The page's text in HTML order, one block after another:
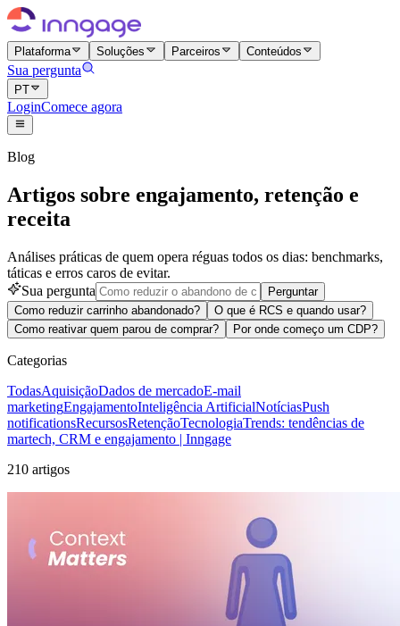
Plataforma Soluções Parceiros Conteúdos
Sua pergunta
PT
LoginComece agora
Blog
Artigos sobre engajamento, retenção e
receita
Análises práticas de quem opera réguas todos os dias: benchmarks,
táticas e erros caros de evitar.
Sua pergunta
Perguntar
Como reduzir carrinho abandonado?
O que é RCS e quando usar?
Como reativar quem parou de comprar?
Por onde começo um CDP?
Categorias
TodasAquisiçãoDados de mercadoE-mail
marketingEngajamentoInteligência ArtificialNotíciasPush
notificationsRecursosRetençãoTecnologiaTrends: tendências de
martech, CRM e engajamento | Inngage
210 artigos